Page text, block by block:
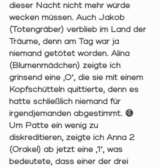
dieser Nacht nicht mehr würde
wecken müssen. Auch Jakob
(Totengräber) verblieb im Land der
Träume, denn am Tag war ja
niemand getötet worden. Alina
(Blumenmädchen) zeigte ich
grinsend eine ‚0‘, die sie mit einem
Kopfschütteln quittierte, denn es
hatte schließlich niemand für
irgendjemanden abgestimmt. 😅
Um Patte ein wenig zu
diskreditieren, zeigte ich Anna 2
(Orakel) ab jetzt eine ‚1‘, was
bedeutete, dass einer der drei